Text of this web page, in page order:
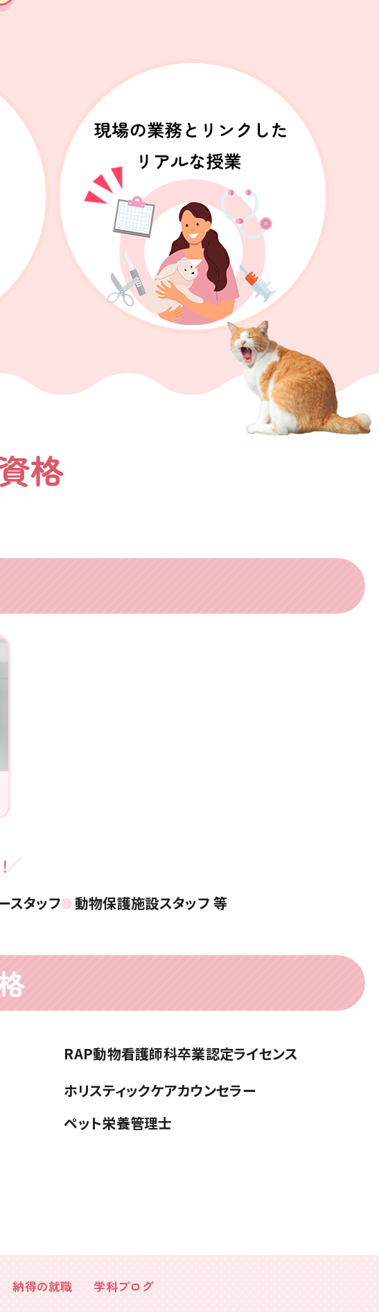
格
スタッフ 動物保護施設スタッフ 等
RAP動物看護師科卒業認定ライセンス
ホリスティックケアカウンセラー
ペット栄養管理士
納得の就職 学科ブログ